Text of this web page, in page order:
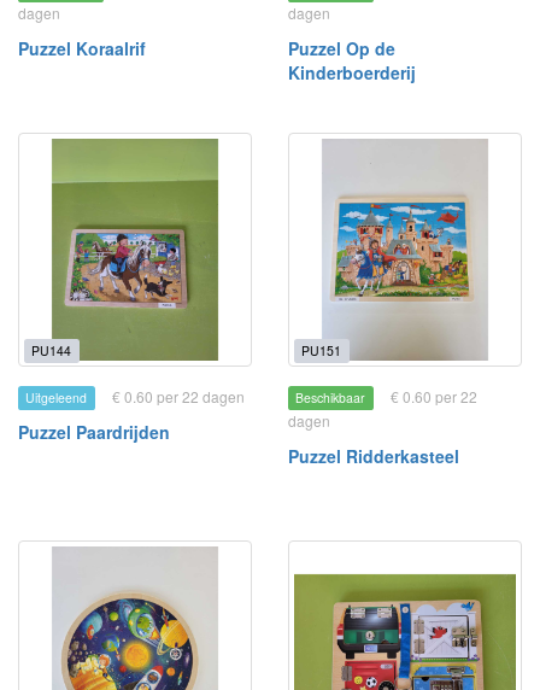
dagen
Puzzel Koraalrif
dagen
Puzzel Op de
Kinderboerderij
PU144
Uitgeleend € 0.60 per 22 dagen
Puzzel Paardrijden
PU151
Beschikbaar
€ 0.60 per 22
dagen
Puzzel Ridderkasteel